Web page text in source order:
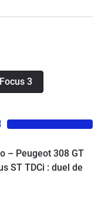
3
– Peugeot 308 GT
ST TDCi : duel de